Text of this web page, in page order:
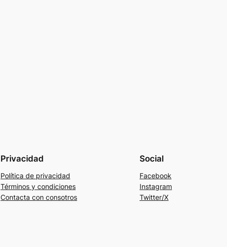
Privacidad
Política de privacidad
Términos y condiciones
Contacta con consotros
Social
Facebook
Instagram
Twitter/X